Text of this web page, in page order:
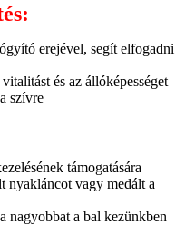
erejével, segít elfogadni
és az állóképességet
szívre
támogatására
nyakláncot vagy medált a
nagyobbat a bal kezünkben